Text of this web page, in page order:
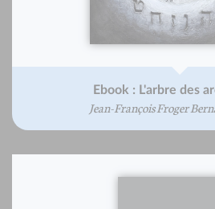
Ebook : L'arbre des
Jean-François Froger